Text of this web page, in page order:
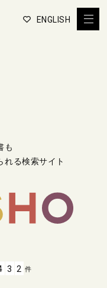
ENGLISH
も
れる検索サイト
3 2 件